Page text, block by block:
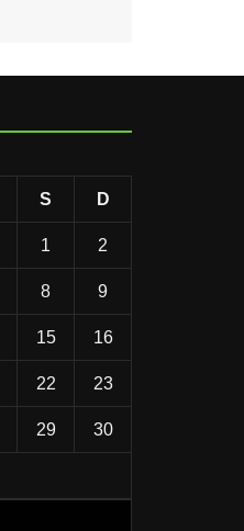
S D
1 2
8 9
15 16
22 23
29 30